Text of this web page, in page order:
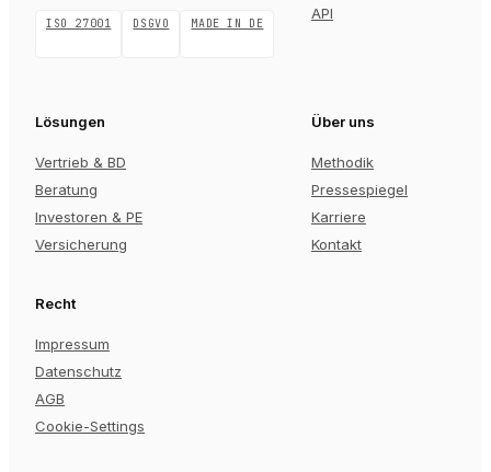
ISO 27001 DSGVO MADE IN DE
API
Lösungen
Vertrieb & BD
Beratung
Investoren & PE
Versicherung
Über uns
Methodik
Pressespiegel
Karriere
Kontakt
Recht
Impressum
Datenschutz
AGB
Cookie-Settings